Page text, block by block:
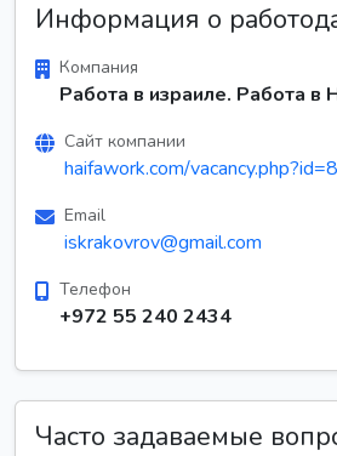
Информация о
Компания
Работа в израиле. Работа в
Сайт компании
haifawork.com/
Email
iskrakovrov@gmail.com
Телефон
+972 55 240 2434
Часто задаваемые